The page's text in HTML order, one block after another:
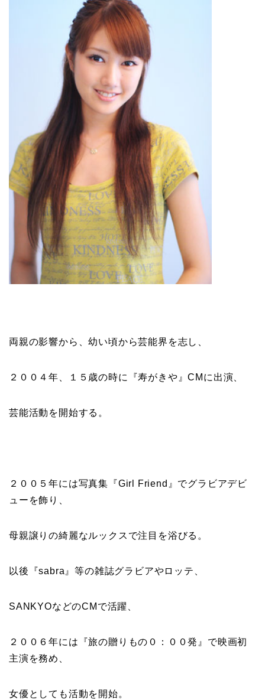
両親の影響から、幼い頃から芸能界を志し、
２００４年、１５歳の時に『寿がきや 』CMに出演、
芸能活動を開始する。
２００５年には写真集『Girl Friend 』でグラビアデビ
ューを飾り、
母親譲りの綺麗なルックスで注目を浴びる。
以後『sabra 』等の雑誌グラビアやロッテ、
SANKYOなどのCM で活躍、
２００６年には『旅の贈りもの０：００発 』で映画初
主演を務め、
女優としても活動を開始。